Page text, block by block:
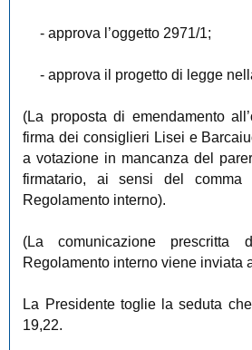
- approva l’oggetto 2971/1;
- approva il progetto di legge
(La proposta di emendamento
firma dei consiglieri Lisei e
a votazione in mancanza del
firmatario, ai sensi del comma
Regolamento interno).
(La comunicazione prescritta
Regolamento interno viene inviata
La Presidente toglie la seduta
19,22.